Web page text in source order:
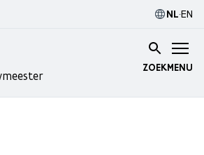
NL·EN
ZOEKMENU